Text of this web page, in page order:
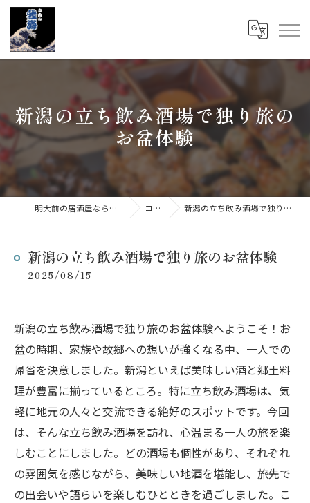
新潟の立ち飲み酒場で独り旅の
お盆体験
明大前の居酒屋なら立呑み 我海 コラム 新潟の立ち飲み酒場で独り旅のお盆体験
新潟の立ち飲み酒場で独り旅のお盆体験
2025/08/15
新潟の立ち飲み酒場で独り旅のお盆体験へようこそ！お
盆の時期、家族や故郷への想いが強くなる中、一人での
帰省を決意しました。新潟といえば美味しい酒と郷土料
理が豊富に揃っているところ。特に立ち飲み酒場は、気
軽に地元の人々と交流できる絶好のスポットです。今回
は、そんな立ち飲み酒場を訪れ、心温まる一人の旅を楽
しむことにしました。どの酒場も個性があり、それぞれ
の雰囲気を感じながら、美味しい地酒を堪能し、旅先で
の出会いや語らいを楽しむひとときを過ごしました。こ